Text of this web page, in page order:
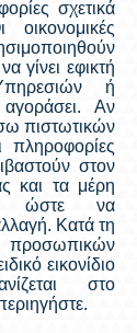
σχετικά
γίνει εφικτή
ή
Αν
πιστωτικών
στον
και τα μέρη
ώστε να
Κατά τη
προσωπικών
εικονίδιο
στο